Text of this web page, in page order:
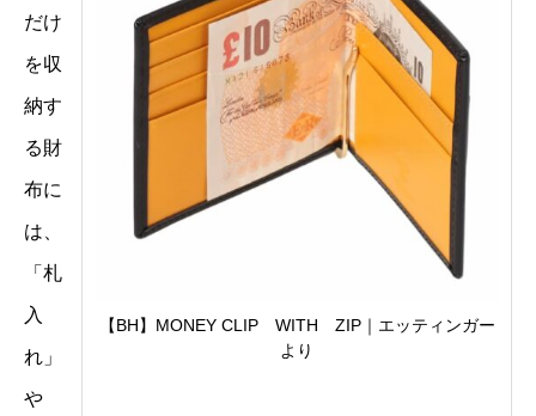
【BH】MONEY CLIP WITH ZIP｜エッティンガー
より
だけ
を収
納す
る財
布に
は、
「札
入
れ」
や